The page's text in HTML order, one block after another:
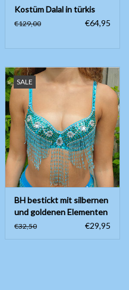
Kostüm Dalal in türkis
€129,00 €64,95
SALE
BH bestickt mit silbernen
und goldenen Elementen
€32,50 €29,95